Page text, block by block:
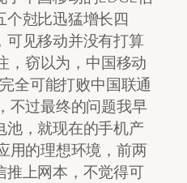
个尅比迅猛增长四
可见移动并没有打算
，窃以为，中国移动
全可能打败中国联通
不过最终的问题我早
池，就现在的手机产
用的理想环境，前两
推上网本，不觉得可